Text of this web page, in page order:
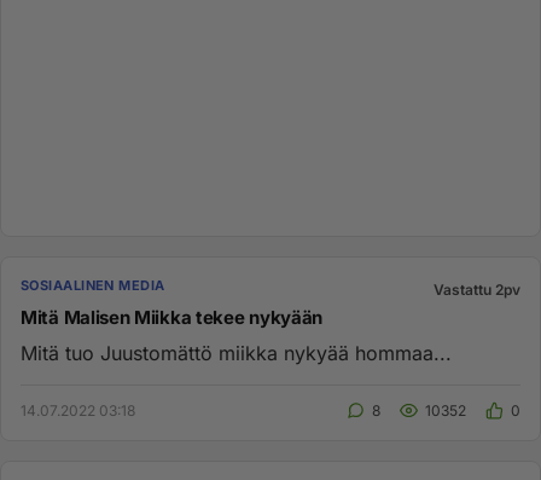
SOSIAALINEN MEDIA Vastattu 2pv
Mitä Malisen Miikka tekee nykyään
Mitä tuo Juustomättö miikka nykyää hommaa...
14.07.2022 03:18 8 10352 0